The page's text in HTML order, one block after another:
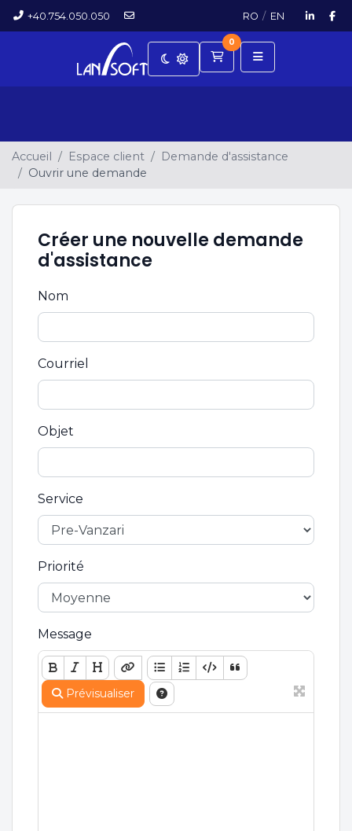
+40.754.050.050 RO / EN
0
Panier
Accueil Espace client
Demande d'assistance
Ouvrir une demande
Créer une nouvelle demande
d'assistance
Nom
Courriel
Objet
Service
Priorité
Message
Prévisualiser